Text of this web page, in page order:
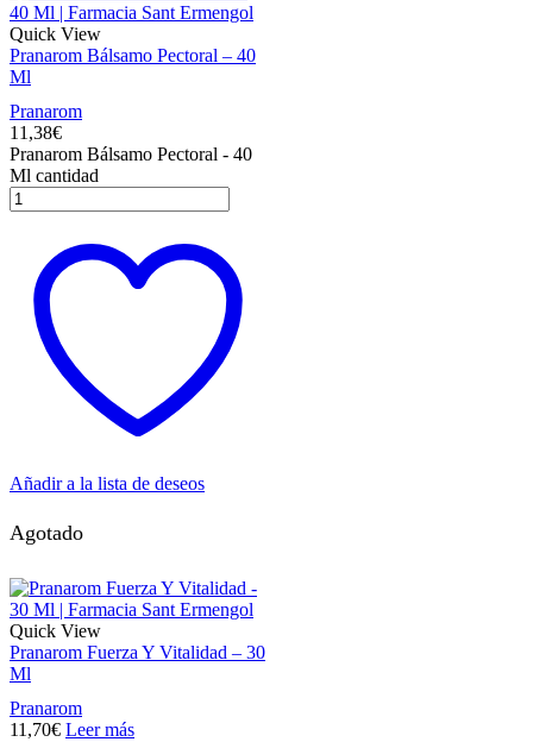
Quick View
Pranarom Bálsamo Pectoral – 40
Ml
Pranarom
11,38€
Pranarom Bálsamo Pectoral - 40
Ml cantidad
Añadir a la lista de deseos
Agotado
Quick View
Pranarom Fuerza Y Vitalidad – 30
Ml
Pranarom
11,70€ Leer más